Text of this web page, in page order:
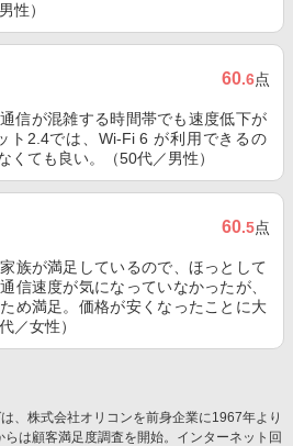
性）
60.6点
信が混雑する時間帯でも速度低下が
ト2.4では、Wi-Fi 6 が利用できるの
くても良い。（50代／男性）
60.5点
族が満足しているので、ほっとして
信速度が気になっていなかったが、
め満足。価格が安くなったことに大
／女性）
、株式会社オリコンを前身企業に1967年より
は顧客満足度調査を開始。インターネット回